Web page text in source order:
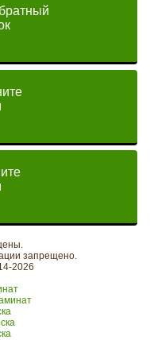
запрещено.
2026